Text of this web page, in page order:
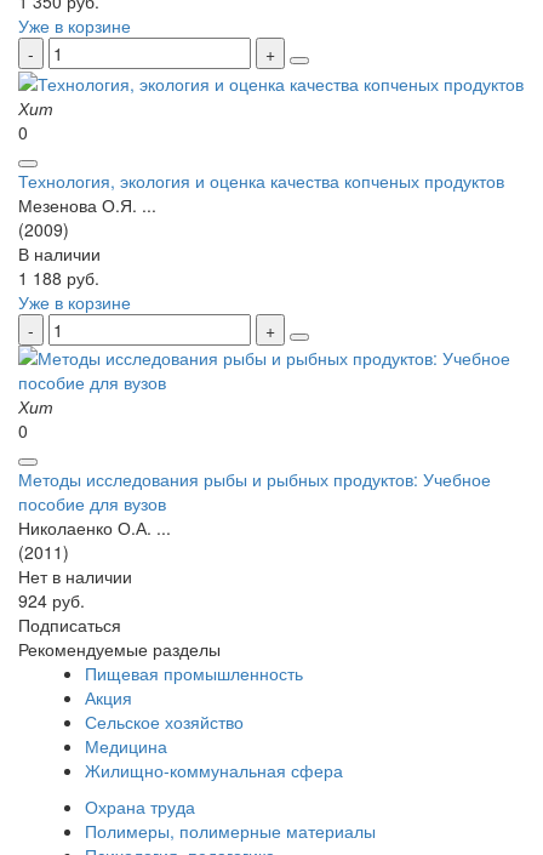
Уже в корзине
Хит
0
Технология, экология и оценка качества копченых продуктов
Мезенова О.Я. ...
(2009)
В наличии
1 188 руб.
Уже в корзине
Хит
0
Методы исследования рыбы и рыбных продуктов: Учебное
пособие для вузов
Николаенко О.А. ...
(2011)
Нет в наличии
924 руб.
Подписаться
Рекомендуемые разделы
Пищевая промышленность
Акция
Сельское хозяйство
Медицина
Жилищно-коммунальная сфера
Охрана труда
Полимеры, полимерные материалы